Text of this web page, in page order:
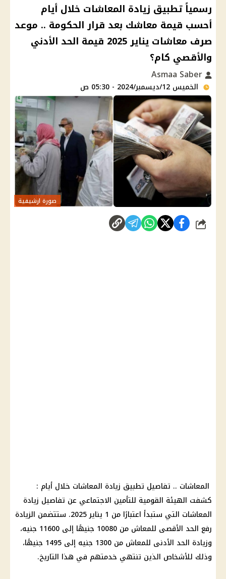
رسمياً تطبيق زيادة المعاشات خلال أيام
أحسب قيمة معاشك بعد قرار الحكومة .. موعد
صرف معاشات يناير 2025 قيمة الحد الأدني
والأقصي كام؟
الخميس 12/ديسمبر/2024 - 05:30 ص
صورة ارشيفية
شارك
المعاشات .. تفاصيل تطبيق زيادة المعاشات خلال أيام :
كشفت الهيئة القومية للتأمين الاجتماعي عن تفاصيل زيادة
المعاشات التي ستبدأ اعتبارًا من 1 يناير 2025. ستتضمن الزيادة
رفع الحد الأقصى للمعاش من 10080 جنيهًا إلى 11600 جنيه،
وزيادة الحد الأدنى للمعاش من 1300 جنيه إلى 1495 جنيهًا،
وذلك للأشخاص الذين تنتهي خدمتهم في هذا التاريخ.